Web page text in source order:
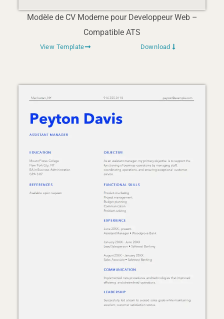
Modèle de CV Moderne pour Developpeur Web –
Compatible ATS
View Template Download